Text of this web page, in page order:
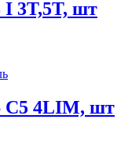
I 3T,5T, шт
C5 4LIM, шт